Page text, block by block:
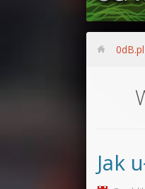
0dB.pl
Jak